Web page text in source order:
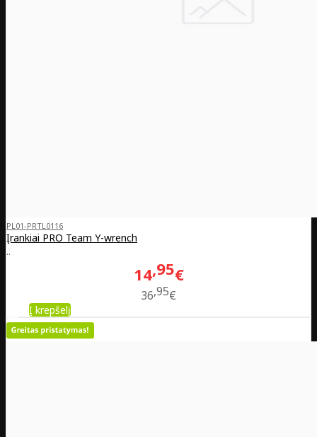
PL01-PRTL0116
Įrankiai PRO Team Y-wrench
..
14 95€
36 95€
Į krepšelį